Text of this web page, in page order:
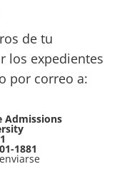
de tu
los expedientes
por correo a:
Admissions
1881